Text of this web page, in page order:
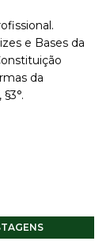
e Bases da
da